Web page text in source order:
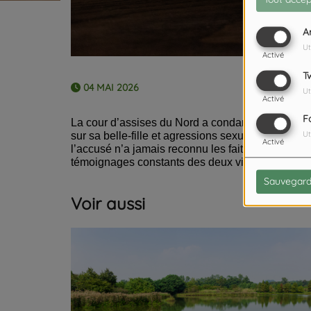
Activé
Activé
Activé
04 MAI 2026
La cour d’assises du Nord a condamné un
sur sa belle-fille et agressions sexuelles sur sa
l’accusé n’a jamais reconnu les faits, évoquant
témoignages constants des deux victimes.
Voir aussi